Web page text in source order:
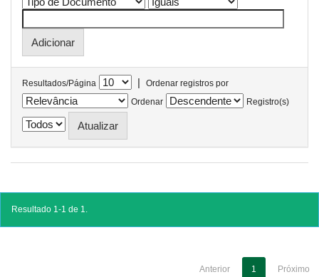
Resultados/Página |
Ordenar registros por
Ordenar
Registro(s)
Resultado 1-1 de 1.
Anterior 1 Próximo